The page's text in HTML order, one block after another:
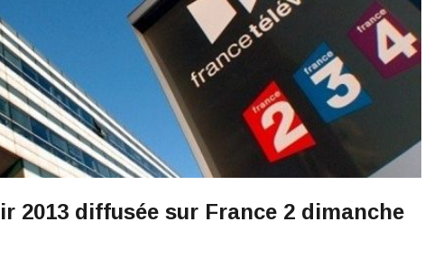
2013 diffusée sur France 2 dimanche